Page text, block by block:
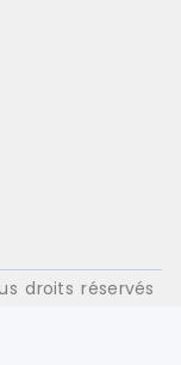
droits réservés